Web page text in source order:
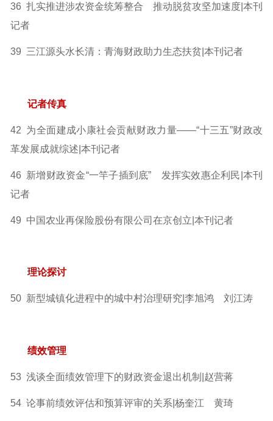
36 扎实推进涉农资金统筹整合 推动脱贫攻坚加速度|本刊
记者
39 三江源头水长清：青海财政助力生态扶贫|本刊记者
记者传真
42 为全面建成小康社会贡献财政力量——“十三五”财政改
革发展成就综述|本刊记者
46 新增财政资金“一竿子插到底” 发挥实效惠企利民|本刊
记者
49 中国农业再保险股份有限公司在京创立|本刊记者
理论探讨
50 新型城镇化进程中的城中村治理研究|李旭鸿 刘江涛
绩效管理
53 浅谈全面绩效管理下的财政资金退出机制|赵营蒋
54 论事前绩效评估和预算评审的关系|杨奎江 黄琦